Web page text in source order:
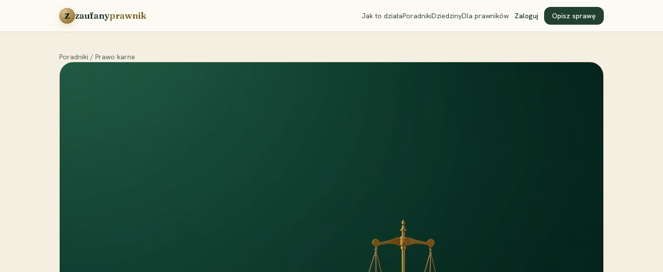
Przejdź do treści
Z zaufanyprawnik Jak to działaPoradnikiDziedzinyDla prawników Zaloguj Opisz sprawę
Poradniki / Prawo karne